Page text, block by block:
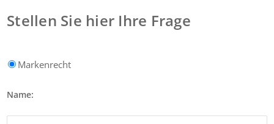
Stellen Sie hier Ihre Frage
Markenrecht
Name: